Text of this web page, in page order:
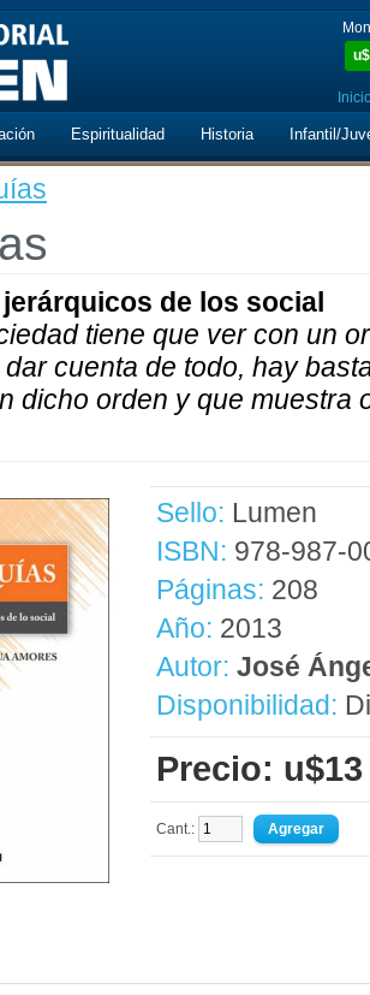
u$
Espiritualidad Historia Infantil/
de los social
tiene que ver con un
cuenta de todo, hay
dicho orden y que muestra
Sello: Lumen
ISBN: 978-987-
Páginas: 208
Año: 2013
Autor: José
Disponibilidad:
Precio: u$13
Cant.: